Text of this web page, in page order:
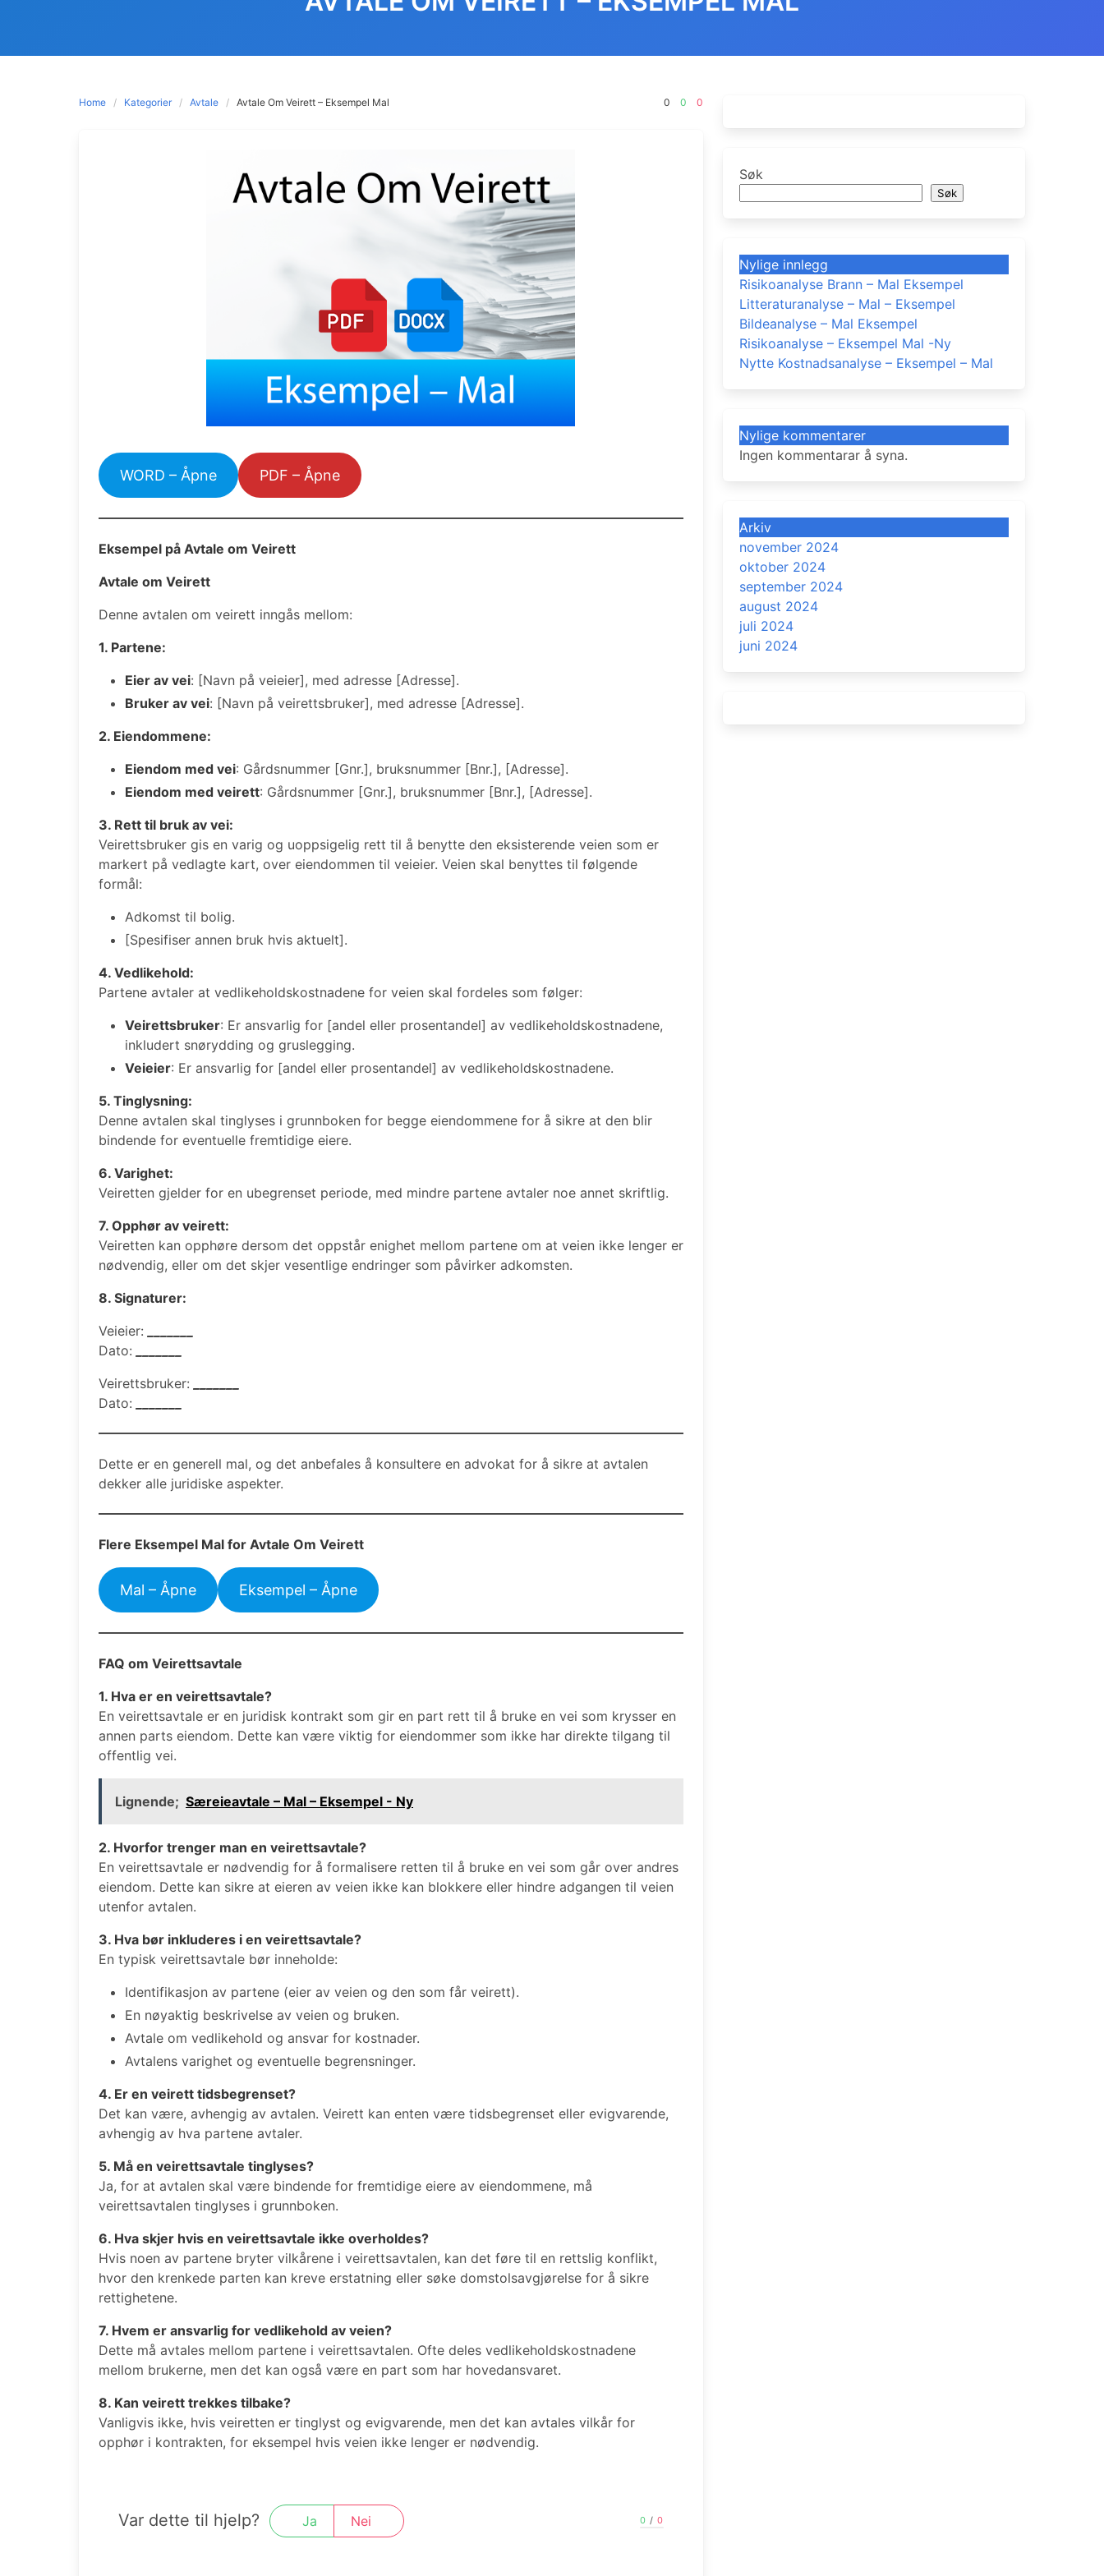
Home Kategorier Avtale Avtale Om Veirett – Eksempel Mal 0 0 0
WORD – Åpne PDF – Åpne
Eksempel på Avtale om Veirett
Avtale om Veirett
Denne avtalen om veirett inngås mellom:
1. Partene:
Eier av vei: [Navn på veieier], med adresse [Adresse].
Bruker av vei: [Navn på veirettsbruker], med adresse [Adresse].
2. Eiendommene:
Eiendom med vei: Gårdsnummer [Gnr.], bruksnummer [Bnr.], [Adresse].
Eiendom med veirett: Gårdsnummer [Gnr.], bruksnummer [Bnr.], [Adresse].
3. Rett til bruk av vei:
Veirettsbruker gis en varig og uoppsigelig rett til å benytte den eksisterende veien som er
markert på vedlagte kart, over eiendommen til veieier. Veien skal benyttes til følgende
formål:
Adkomst til bolig.
[Spesifiser annen bruk hvis aktuelt].
4. Vedlikehold:
Partene avtaler at vedlikeholdskostnadene for veien skal fordeles som følger:
Veirettsbruker: Er ansvarlig for [andel eller prosentandel] av vedlikeholdskostnadene,
inkludert snørydding og gruslegging.
Veieier: Er ansvarlig for [andel eller prosentandel] av vedlikeholdskostnadene.
5. Tinglysning:
Denne avtalen skal tinglyses i grunnboken for begge eiendommene for å sikre at den blir
bindende for eventuelle fremtidige eiere.
6. Varighet:
Veiretten gjelder for en ubegrenset periode, med mindre partene avtaler noe annet skriftlig.
7. Opphør av veirett:
Veiretten kan opphøre dersom det oppstår enighet mellom partene om at veien ikke lenger er
nødvendig, eller om det skjer vesentlige endringer som påvirker adkomsten.
8. Signaturer:
Veieier:
Dato:
Veirettsbruker:
Dato:
Dette er en generell mal, og det anbefales å konsultere en advokat for å sikre at avtalen
dekker alle juridiske aspekter.
Flere Eksempel Mal for Avtale Om Veirett
Mal – Åpne Eksempel – Åpne
FAQ om Veirettsavtale
1. Hva er en veirettsavtale?
En veirettsavtale er en juridisk kontrakt som gir en part rett til å bruke en vei som krysser en
annen parts eiendom. Dette kan være viktig for eiendommer som ikke har direkte tilgang til
offentlig vei.
Lignende; Særeieavtale – Mal – Eksempel - Ny
2. Hvorfor trenger man en veirettsavtale?
En veirettsavtale er nødvendig for å formalisere retten til å bruke en vei som går over andres
eiendom. Dette kan sikre at eieren av veien ikke kan blokkere eller hindre adgangen til veien
utenfor avtalen.
3. Hva bør inkluderes i en veirettsavtale?
En typisk veirettsavtale bør inneholde:
Identifikasjon av partene (eier av veien og den som får veirett).
En nøyaktig beskrivelse av veien og bruken.
Avtale om vedlikehold og ansvar for kostnader.
Avtalens varighet og eventuelle begrensninger.
4. Er en veirett tidsbegrenset?
Det kan være, avhengig av avtalen. Veirett kan enten være tidsbegrenset eller evigvarende,
avhengig av hva partene avtaler.
5. Må en veirettsavtale tinglyses?
Ja, for at avtalen skal være bindende for fremtidige eiere av eiendommene, må
veirettsavtalen tinglyses i grunnboken.
6. Hva skjer hvis en veirettsavtale ikke overholdes?
Hvis noen av partene bryter vilkårene i veirettsavtalen, kan det føre til en rettslig konflikt,
hvor den krenkede parten kan kreve erstatning eller søke domstolsavgjørelse for å sikre
rettighetene.
7. Hvem er ansvarlig for vedlikehold av veien?
Dette må avtales mellom partene i veirettsavtalen. Ofte deles vedlikeholdskostnadene
mellom brukerne, men det kan også være en part som har hovedansvaret.
8. Kan veirett trekkes tilbake?
Vanligvis ikke, hvis veiretten er tinglyst og evigvarende, men det kan avtales vilkår for
opphør i kontrakten, for eksempel hvis veien ikke lenger er nødvendig.
Var dette til hjelp? Ja Nei 0 / 0
Søk
Søk
Nylige innlegg
Risikoanalyse Brann – Mal Eksempel
Litteraturanalyse – Mal – Eksempel
Bildeanalyse – Mal Eksempel
Risikoanalyse – Eksempel Mal -Ny
Nytte Kostnadsanalyse – Eksempel – Mal
Nylige kommentarer
Ingen kommentarar å syna.
Arkiv
november 2024
oktober 2024
september 2024
august 2024
juli 2024
juni 2024